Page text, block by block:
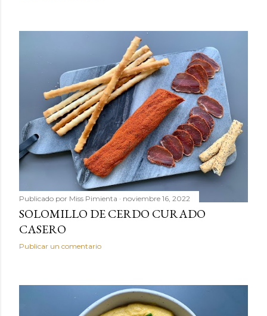
Publicado por Miss Pimienta noviembre 16, 2022
SOLOMILLO DE CERDO CURADO
CASERO
Publicar un comentario